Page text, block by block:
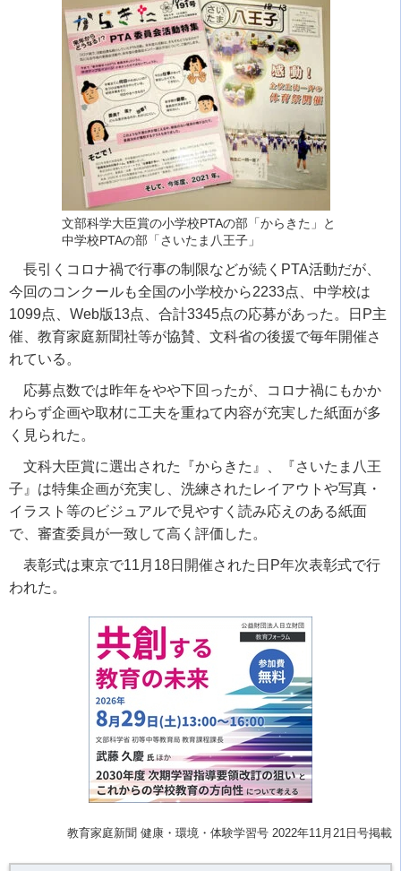
文部科学大臣賞の小学校PTAの部「からきた」と
中学校PTAの部「さいたま八王子」
長引くコロナ禍で行事の制限などが続く PTA活動だが、
今回のコンクールも全国の小学校から2233点、中学校は
1099点、 Web版13点、合計3345点の応募があった。日 P主
催、教育家庭新聞社等が協賛、文科省の後援で毎年開催さ
れている。
応募点数では昨年をやや下回ったが、コロナ禍にもかか
わらず企画や取材に工夫を重ねて内容が充実した紙面が多
く見られた。
文科大臣賞に選出された『からきた』、『さいたま八王
子』は特集企画が充実し、洗練されたレイアウトや写真・
イラスト等のビジュアルで見やすく読み応えのある紙面
で、審査委員が一致して高く評価した。
表彰式は東京で11 月 18日開催された日 P年次表彰式で行
われた。
教育家庭新聞 健康・環境・体験学習号 2022年11月21日号掲載